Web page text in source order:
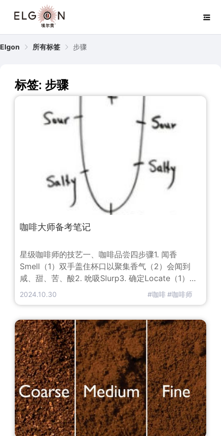
Elgon 所有标签 步骤
标签: 步骤
咖啡大师备考笔记
星级咖啡师的技艺一、咖啡品尝四步骤1. 闻香
Smell（1）双手盖住杯口以聚集香气（2）会闻到
咸、甜、苦、酸2. 吮吸Slurp3. 确定Locate（1）感
受其厚重感和口感（2）一般来说，舌头前部感觉甜
希腊和罗马人来说，由于他们喜欢在葡萄酒中加入海
水，所以咸味使用频率较高4. 描述Describe（1）运
2024.10.30 #咖啡#咖啡师